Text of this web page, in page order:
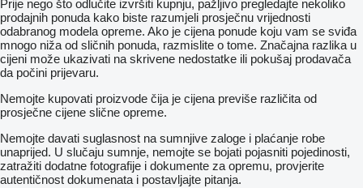
Prije nego što odlučite izvršiti kupnju, pažljivo pregledajte nekoliko
prodajnih ponuda kako biste razumjeli prosječnu vrijednosti
odabranog modela opreme. Ako je cijena ponude koju vam se sviđa
mnogo niža od sličnih ponuda, razmislite o tome. Značajna razlika u
cijeni može ukazivati ​​na skrivene nedostatke ili pokušaj prodavača
da počini prijevaru.
Nemojte kupovati proizvode čija je cijena previše različita od
prosječne cijene slične opreme.
Nemojte davati suglasnost na sumnjive zaloge i plaćanje robe
unaprijed. U slučaju sumnje, nemojte se bojati pojasniti pojedinosti,
zatražiti dodatne fotografije i dokumente za opremu, provjerite
autentičnost dokumenata i postavljajte pitanja.